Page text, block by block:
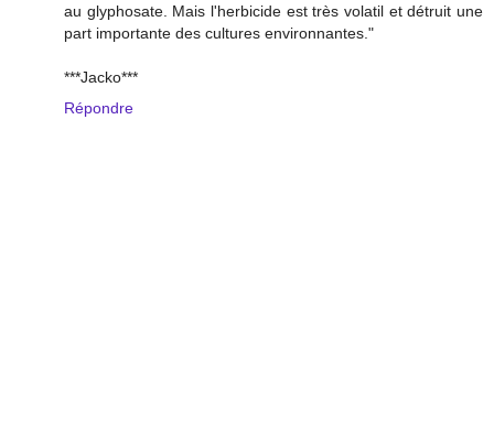
au glyphosate. Mais l'herbicide est très volatil et détruit une
part importante des cultures environnantes."
***Jacko***
Répondre